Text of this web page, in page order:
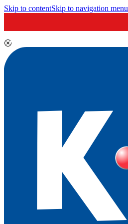
Skip to contentSkip to navigation menu